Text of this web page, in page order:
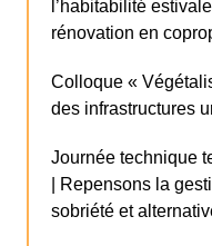
l’habitabilité
rénovation en
Colloque «
des infrastructures
Journée technique
| Repensons la
sobriété et